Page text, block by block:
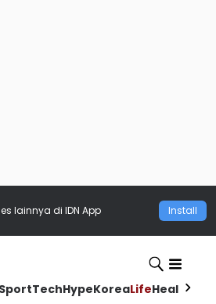
lainnya di IDN App Install
SportTechHypeKoreaLifeHealth